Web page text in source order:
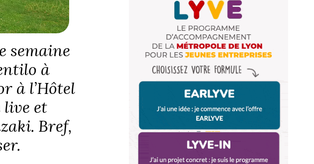
semaine
à
à l’Hôtel
live et
Bref,